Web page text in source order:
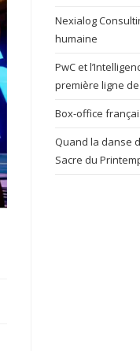
Nexialog
humaine
PwC et
première ligne
Box-office
Quand la danse
Sacre du